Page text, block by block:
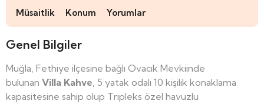
Müsaitlik
Konum Yorumlar
Genel Bilgiler
Muğla, Fethiye ilçesine bağlı Ovacık Mevkiinde
bulunan Villa Kahve, 5 yatak odalı 10 kişilik konaklama
kapasitesine sahip olup Tripleks özel havuzlu